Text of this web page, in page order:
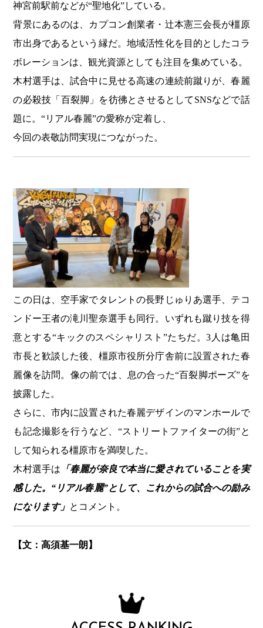
神宮前駅前などが“聖地化”している。
背景にあるのは、カプコン創業者・辻本憲三会長が橿原
市出身であるという縁だ。地域活性化を目的としたコラ
ボレーションは、観光資源としても注目を集めている。
木村選手は、試合中に見せる高速の連続前蹴りが、春麗
の必殺技「百裂脚」を彷彿とさせるとしてSNSなどで話
題に。“リアル春麗”の愛称が定着し、
今回の表敬訪問実現につながった。
この日は、空手家でタレントの長野じゅりあ選手、テコ
ンドー王者の滝川聖奈選手も同行。いずれも蹴り技を得
意とする“キックのスペシャリスト”たちだ。3人は亀田
市長と歓談した後、橿原市役所分庁舎前に設置された春
麗像を訪問。像の前では、息の合った“百裂脚ポーズ”を
披露した。
さらに、市内に設置された春麗デザインのマンホールで
も記念撮影を行うなど、“ストリートファイターの街”と
して知られる橿原市を満喫した。
木村選手は 「春麗が奈良で本当に愛されていることを実
感した。“リアル春麗”として、これからの試合への励み
になります」 とコメント。
【文：高須基一朗】